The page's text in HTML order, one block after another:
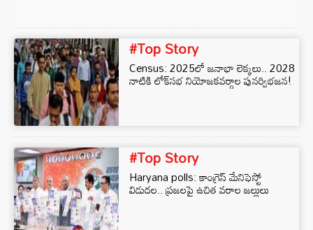
#Top Story
Census: 2025లో జనాభా లెక్కలు.. 2028
నాటికి లోక్‌సభ నియోజకవర్గాల పునర్విభజన!
#Top Story
Haryana polls: కాంగ్రెస్ మేనిఫెస్టో
విడుదల.. ప్రజలపై ఉచిత వరాల జల్లులు